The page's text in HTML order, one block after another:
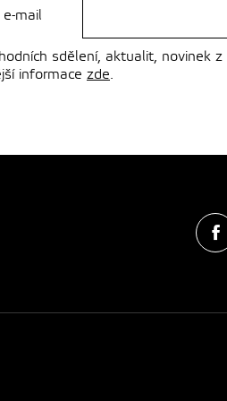
mail
sdělení, aktualit, novinek
informace zde.